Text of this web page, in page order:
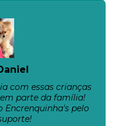
com essas crianças
parte da família!
Encrenquinha's pelo